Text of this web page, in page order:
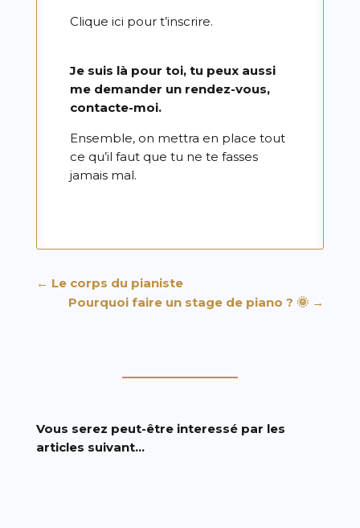
Clique ici pour t’inscrire.
Je suis là pour toi, tu peux aussi
me demander un rendez-vous,
contacte-moi.
Ensemble, on mettra en place tout
ce qu’il faut que tu ne te fasses
jamais mal.
← Le corps du pianiste
Pourquoi faire un stage de piano ? 🌞 →
Vous serez peut-être interessé par les
articles suivant…